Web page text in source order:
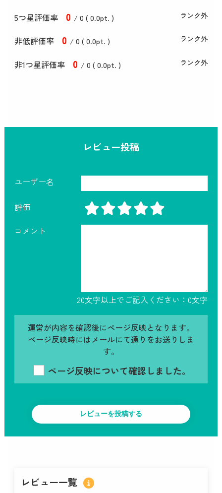
5つ星評価率 0 / 0 ( 0.0pt. ) ランク外
非低評価率 0 / 0 ( 0.0pt. ) ランク外
非1つ星評価率 0 / 0 ( 0.0pt. ) ランク外
レビュー投稿
ユーザー名
評価
コメント
20文字以上でご記入ください： 0文字
運営が内容を確認後にページ反映となります。
ページ反映時にはメールにて通りをお送りしま
す。
ページ反映について確認しました。
レビュー一覧